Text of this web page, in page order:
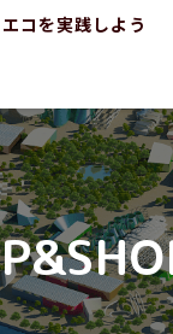
コを実践しよう